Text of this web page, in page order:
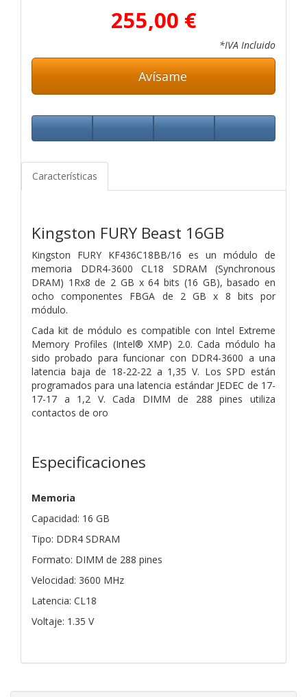
255,00 €
*IVA Incluido
Avísame
Características
Kingston FURY Beast 16GB
Kingston FURY KF436C18BB/16 es un módulo de
memoria DDR4-3600 CL18 SDRAM (Synchronous
DRAM) 1Rx8 de 2 GB x 64 bits (16 GB), basado en
ocho componentes FBGA de 2 GB x 8 bits por
módulo.
Cada kit de módulo es compatible con Intel Extreme
Memory Profiles (Intel®XMP) 2.0. Cada módulo ha
sido probado para funcionar con DDR4-3600 a una
latencia baja de 18-22-22 a 1,35 V. Los SPD están
programados para una latencia estándar JEDEC de 17-
17-17 a 1,2 V.Cada DIMM de 288 pines utiliza
contactos de oro
Especificaciones
Memoria
Capacidad: 16 GB
Tipo: DDR4 SDRAM
Formato: DIMM de 288 pines
Velocidad: 3600 MHz
Latencia: CL18
Voltaje: 1.35 V